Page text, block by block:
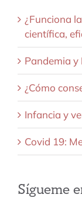
¿Funciona
científica,
Pandemia y
¿Cómo
Infancia y
Covid 19:
Sígueme